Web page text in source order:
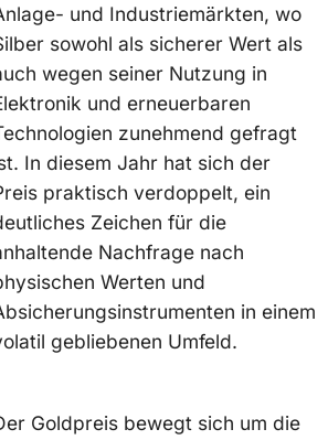
und Industriemärkten, wo
sowohl als sicherer Wert als
wegen seiner Nutzung in
und erneuerbaren
zunehmend gefragt
In diesem Jahr hat sich der
praktisch verdoppelt, ein
Zeichen für die
Nachfrage nach
Werten und
in einem
gebliebenen Umfeld.
Goldpreis bewegt sich um die